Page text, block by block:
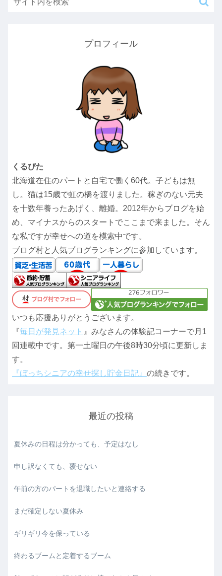
プロフィール
くるぴた
北海道在住のパートと自宅で働く60代。子どもは無
し。猫は15歳で虹の橋を渡りました。稼ぎのない元夫
を十数年養ったあげく、離婚。2012年からブログを始
め、マイナスからのスタートでここまで来ました。そん
な私ですが幸せへの道を模索中です。
ブログ村と人気ブログランキングに参加しています。
いつも応援ありがとうございます。
『毎日が発見ネット 』みなさんの体験記コーナーで月1
回連載中です。第一土曜日の午後8時30分頃に更新しま
す。
『ぼっちシニアの幸せ探し貯金日記』 の続きです。
最近の投稿
夏休みの日程は分かっても、予定はなし
申し訳なくても、覆せない
午前の方のパートを退職したいと連絡する
まだ確定しない夏休み
ギリギリ今を保っている
終わるブームと定着するブーム